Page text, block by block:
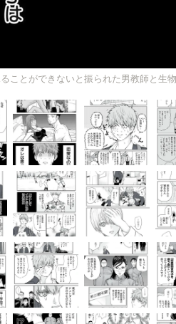
ことができないと振られた男教師と生